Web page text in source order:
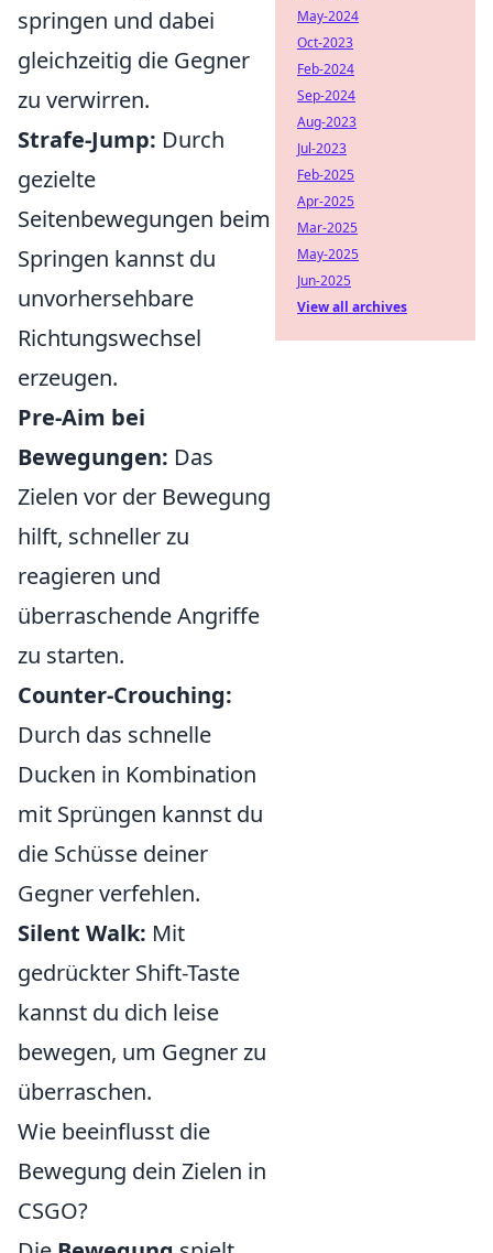
springen und dabei
gleichzeitig die Gegner
zu verwirren.
Strafe-Jump: Durch
gezielte
Seitenbewegungen beim
Springen kannst du
unvorhersehbare
Richtungswechsel
erzeugen.
Pre-Aim bei
Bewegungen: Das
Zielen vor der Bewegung
hilft, schneller zu
reagieren und
überraschende Angriffe
zu starten.
Counter-Crouching:
Durch das schnelle
Ducken in Kombination
mit Sprüngen kannst du
die Schüsse deiner
Gegner verfehlen.
Silent Walk: Mit
gedrückter Shift-Taste
kannst du dich leise
bewegen, um Gegner zu
überraschen.
Wie beeinflusst die
Bewegung dein Zielen in
CSGO?
May-2024
Oct-2023
Feb-2024
Sep-2024
Aug-2023
Jul-2023
Feb-2025
Apr-2025
Mar-2025
May-2025
Jun-2025
View all archives